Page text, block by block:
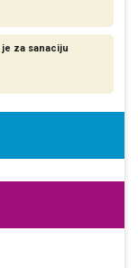
za sanaciju